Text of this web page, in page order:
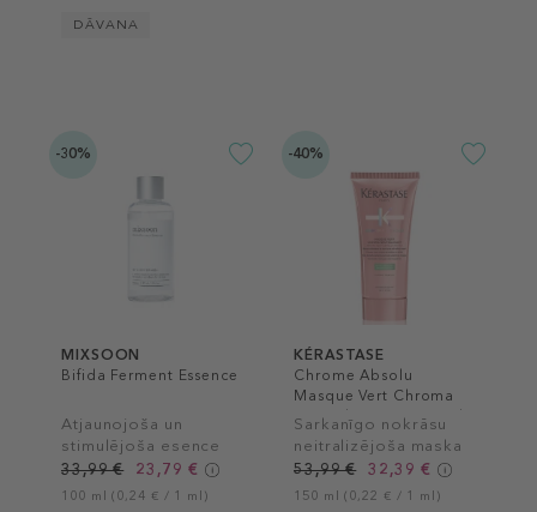
DĀVANA
-30%
MIXSOON
Bifida Ferment Essence
Atjaunojoša un
stimulējoša esence
33,99 €
23,79 €
100 ml (0,24 € / 1 ml)
-40%
KÉRASTASE
Chrome Absolu
Masque Vert Chroma
Neutralisant Hair Mask
Sarkanīgo nokrāsu
neitralizējoša maska
tumši brūniem matiem
53,99 € 32,39 €
150 ml (0,22 € / 1 ml)